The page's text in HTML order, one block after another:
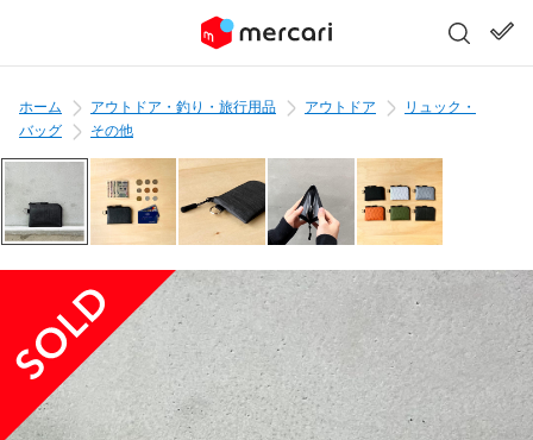
ホーム アウトドア・釣り・旅行用品 アウトドア
リュック・
バッグ
その他